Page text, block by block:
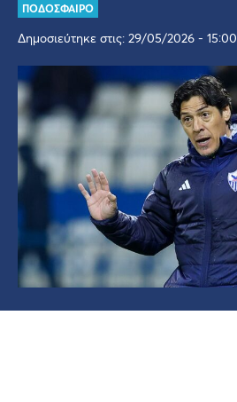
ΠΟΔΟΣΦΑΙΡΟ
Δημοσιεύτηκε στις: 29/05/2026 - 15:00